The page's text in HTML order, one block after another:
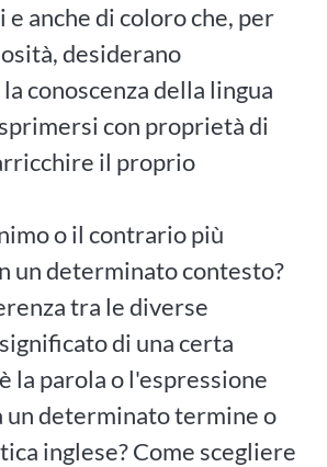
anche di coloro che, per
desiderano
conoscenza della lingua
con proprietà di
il proprio
o il contrario più
un determinato contesto?
tra le diverse
di una certa
la parola o l'espressione
un determinato termine o
inglese? Come scegliere